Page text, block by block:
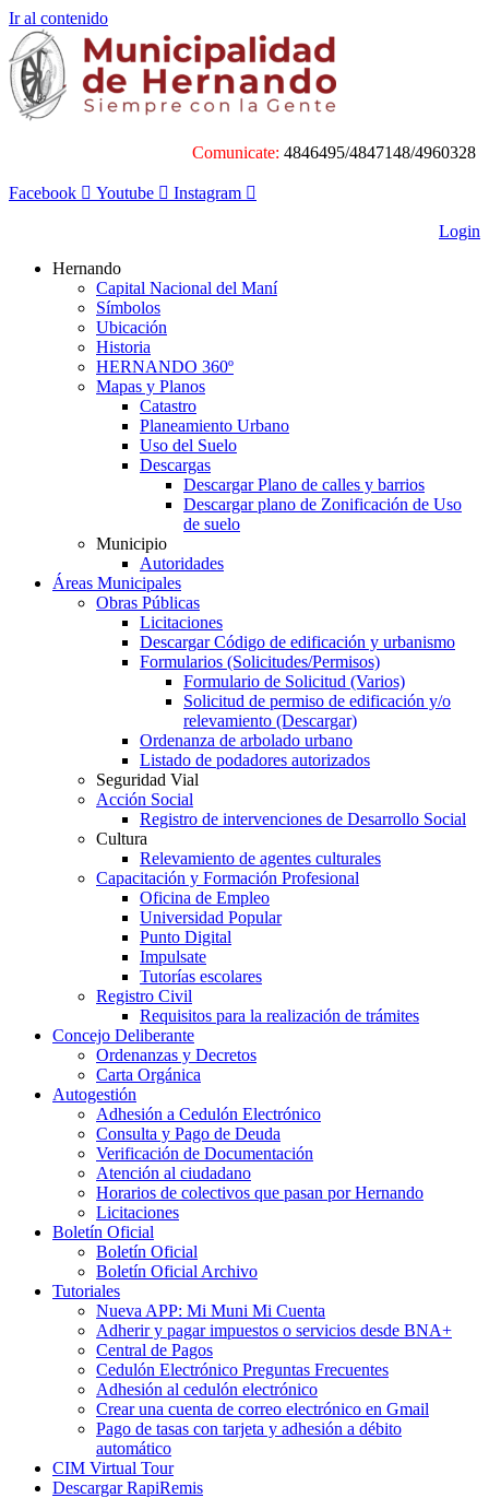
Ir al contenido
Comunicate: 4846495/4847148/4960328
Facebook Youtube Instagram
Login
Hernando
Capital Nacional del Maní
Símbolos
Ubicación
Historia
HERNANDO 360º
Mapas y Planos
Catastro
Planeamiento Urbano
Uso del Suelo
Descargas
Descargar Plano de calles y barrios
Descargar plano de Zonificación de Uso
de suelo
Municipio
Autoridades
Áreas Municipales
Obras Públicas
Licitaciones
Descargar Código de edificación y urbanismo
Formularios (Solicitudes/Permisos)
Formulario de Solicitud (Varios)
Solicitud de permiso de edificación y/o
relevamiento (Descargar)
Ordenanza de arbolado urbano
Listado de podadores autorizados
Seguridad Vial
Acción Social
Registro de intervenciones de Desarrollo Social
Cultura
Relevamiento de agentes culturales
Capacitación y Formación Profesional
Oficina de Empleo
Universidad Popular
Punto Digital
Impulsate
Tutorías escolares
Registro Civil
Requisitos para la realización de trámites
Concejo Deliberante
Ordenanzas y Decretos
Carta Orgánica
Autogestión
Adhesión a Cedulón Electrónico
Consulta y Pago de Deuda
Verificación de Documentación
Atención al ciudadano
Horarios de colectivos que pasan por Hernando
Licitaciones
Boletín Oficial
Boletín Oficial
Boletín Oficial Archivo
Tutoriales
Nueva APP: Mi Muni Mi Cuenta
Adherir y pagar impuestos o servicios desde BNA+
Central de Pagos
Cedulón Electrónico Preguntas Frecuentes
Adhesión al cedulón electrónico
Crear una cuenta de correo electrónico en Gmail
Pago de tasas con tarjeta y adhesión a débito
automático
CIM Virtual Tour
Descargar RapiRemis